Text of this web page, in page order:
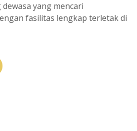
yang mencari
fasilitas lengkap terletak di